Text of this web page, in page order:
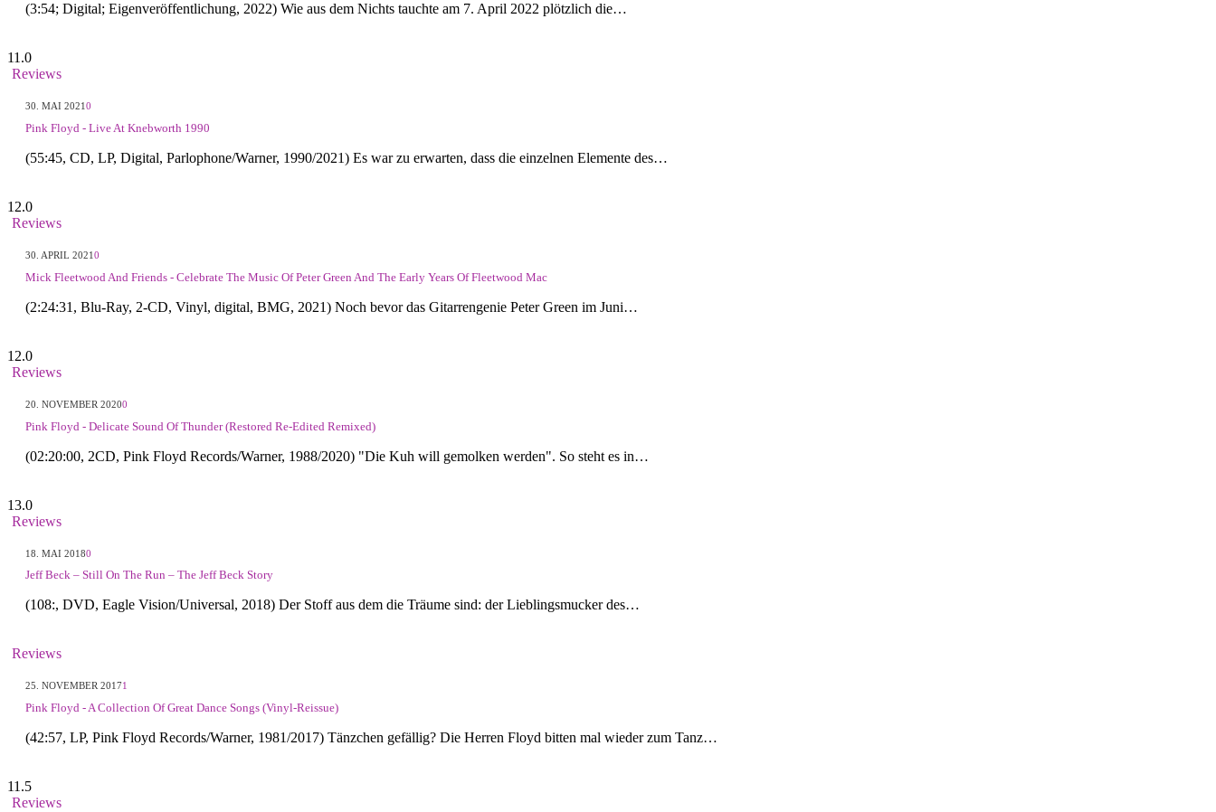
(3:54; Digital; Eigenveröffentlichung, 2022) Wie aus dem Nichts tauchte am 7. April 2022 plötzlich die…
11.0
Reviews
30. MAI 2021 0
Pink Floyd - Live At Knebworth 1990
(55:45, CD, LP, Digital, Parlophone/Warner, 1990/2021) Es war zu erwarten, dass die einzelnen Elemente des…
12.0
Reviews
30. APRIL 20210
Mick Fleetwood And Friends - Celebrate The Music Of Peter Green And The Early Years Of Fleetwood Mac
(2:24:31, Blu-Ray, 2-CD, Vinyl, digital, BMG, 2021) Noch bevor das Gitarrengenie Peter Green im Juni…
12.0
Reviews
20. NOVEMBER 20200
Pink Floyd - Delicate Sound Of Thunder (Restored Re-Edited Remixed)
(02:20:00, 2CD, Pink Floyd Records/Warner, 1988/2020) "Die Kuh will gemolken werden". So steht es in…
13.0
Reviews
18. MAI 20180
Jeff Beck – Still On The Run – The Jeff Beck Story
(108:, DVD, Eagle Vision/Universal, 2018) Der Stoff aus dem die Träume sind: der Lieblingsmucker des…
Reviews
25. NOVEMBER 20171
Pink Floyd - A Collection Of Great Dance Songs (Vinyl-Reissue)
(42:57, LP, Pink Floyd Records/Warner, 1981/2017) Tänzchen gefällig? Die Herren Floyd bitten mal wieder zum Tanz…
11.5
Reviews